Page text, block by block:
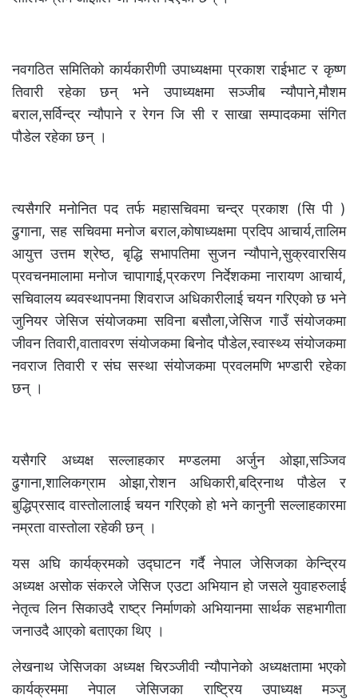
नवगठित समितिको कार्यकारीणी उपाध्यक्षमा प्रकाश राईभाट र कृष्ण
तिवारी रहेका छन् भने उपाध्यक्षमा सञ्जीब न्यौपाने,मौशम
बराल,सर्विन्द्र न्यौपाने र रेगन जि सी र साखा सम्पादकमा संगित
पौडेल रहेका छन् ।
त्यसैगरि मनोनित पद तर्फ महासचिवमा चन्द्र प्रकाश (सि पी )
ढुगाना, सह सचिवमा मनोज बराल,कोषाध्यक्षमा प्रदिप आचार्य,तालिम
आयुत्त उत्तम श्रेष्ठ, बृद्धि सभापतिमा सुजन न्यौपाने,सुक्रवारसिय
प्रवचनमालामा मनोज चापागाई,प्रकरण निर्देशकमा नारायण आचार्य,
सचिवालय ब्यवस्थापनमा शिवराज अधिकारीलाई चयन गरिएको छ भने
जुनियर जेसिज संयोजकमा सविना बसौला,जेसिज गाउँ संयोजकमा
जीवन तिवारी,वातावरण संयोजकमा बिनोद पौडेल,स्वास्थ्य संयोजकमा
नवराज तिवारी र संघ सस्था संयोजकमा प्रवलमणि भण्डारी रहेका
छन् ।
यसैगरि अध्यक्ष सल्लाहकार मण्डलमा अर्जुन ओझा,सञ्जिव
ढुगाना,शालिकग्राम ओझा,रोशन अधिकारी,बद्रिनाथ पौडेल र
बुद्धिप्रसाद वास्तोलालाई चयन गरिएको हो भने कानुनी सल्लाहकारमा
नम्रता वास्तोला रहेकी छन् ।
यस अघि कार्यक्रमको उद्घाटन गर्दै नेपाल जेसिजका केन्द्रिय
अध्यक्ष असोक संकरले जेसिज एउटा अभियान हो जसले युवाहरुलाई
नेतृत्व लिन सिकाउदै राष्ट्र निर्माणको अभियानमा सार्थक सहभागीता
जनाउदै आएको बताएका थिए ।
लेखनाथ जेसिजका अध्यक्ष चिरञ्जीवी न्यौपानेको अध्यक्षतामा भएको
कार्यक्रममा नेपाल जेसिजका राष्ट्रिय उपाध्यक्ष मञ्जु